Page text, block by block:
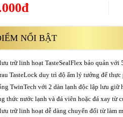
NỔI BẬT
trữ linh hoạt TasteSealFlex bảo quản với
TasteLock duy trì độ ẩm lý tưởng để
TwinTech với 2 dàn lạnh độc lập lưu giữ
thức nước lạnh và đá viên hoặc đá xay từ
trữ linh hoạt dễ dàng chuyển đổi từ làm